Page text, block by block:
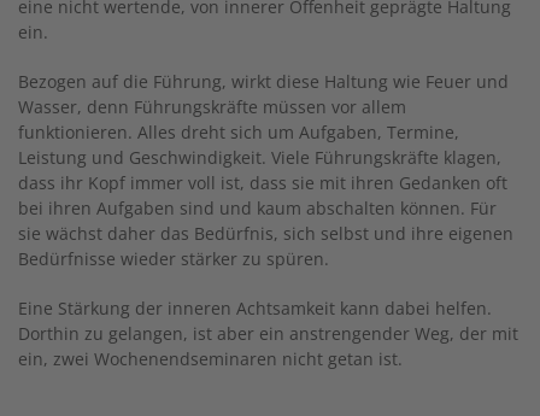
eine nicht wertende, von innerer Offenheit geprägte Haltung
ein.
Bezogen auf die Führung, wirkt diese Haltung wie Feuer und
Wasser, denn Führungskräfte müssen vor allem
funktionieren. Alles dreht sich um Aufgaben, Termine,
Leistung und Geschwindigkeit. Viele Führungskräfte klagen,
dass ihr Kopf immer voll ist, dass sie mit ihren Gedanken oft
bei ihren Aufgaben sind und kaum abschalten können. Für
sie wächst daher das Bedürfnis, sich selbst und ihre eigenen
Bedürfnisse wieder stärker zu spüren.
Eine Stärkung der inneren Achtsamkeit kann dabei helfen.
Dorthin zu gelangen, ist aber ein anstrengender Weg, der mit
ein, zwei Wochenendseminaren nicht getan ist.